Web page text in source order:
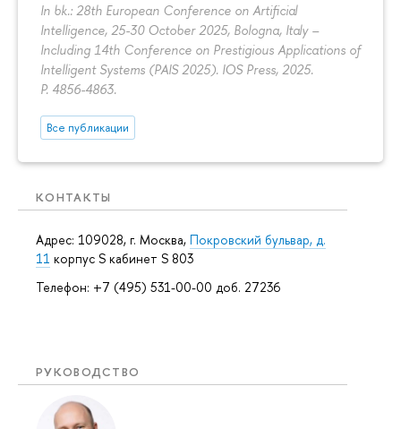
In bk.: 28th European Conference on Artificial
Intelligence, 25-30 October 2025, Bologna, Italy –
Including 14th Conference on Prestigious Applications of
Intelligent Systems (PAIS 2025). IOS Press, 2025.
P. 4856-4863.
Все публикации
КОНТАКТЫ
Адрес: 109028, г. Москва, Покровский бульвар, д.
11 корпус S кабинет S 803
Телефон: +7 (495) 531-00-00 доб. 27236
РУКОВОДСТВО